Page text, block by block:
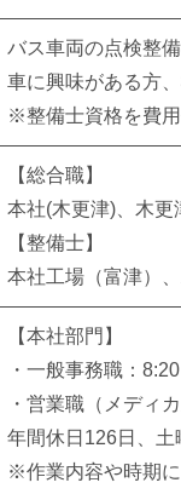
バス車両の点検整
車に興味がある方
※整備士資格を費
【総合職】
本社(木更津)、木
【整備士】
本社工場（富津）
【本社部門】
・一般事務職：
・営業職（メディ
年間休日126日、
※作業内容や時期